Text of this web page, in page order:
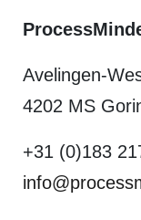
Avelingen-
4202 MS
+31 (0)183